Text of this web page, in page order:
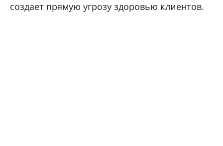
создает прямую угрозу здоровью клиентов.